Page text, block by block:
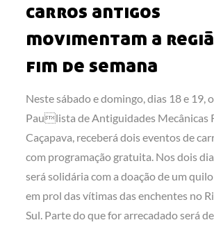
carros antigos
movimentam a
fim de semana
Neste sábado e domingo, dias 18 e 19,
Paulista de Antiguidades Mecânicas
Caçapava, receberá dois eventos de
com programação gratuita. Nos dois
será solidária com a doação de um
em prol das vítimas das enchentes no
Sul. Parte do que for arrecadado será